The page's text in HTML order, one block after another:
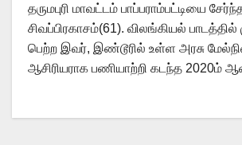
தருமபுரி மாவட்டம் பாப்பராம்பட்டியை
சிவப்பிரகாசம்(61). விலங்கியல்
பெற்ற இவர், இண்டூரில் உள்ள அரசு
ஆசிரியராக பணியாற்றி கடந்த 2020ம்